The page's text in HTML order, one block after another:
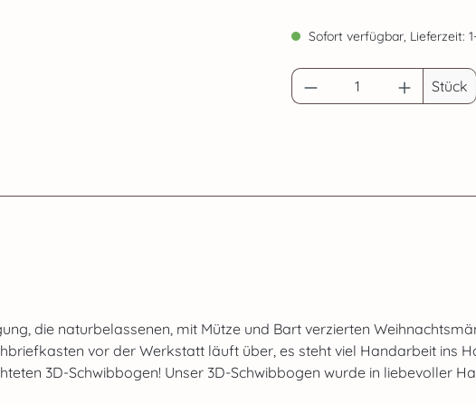
Sofort verfügbar, Lieferzeit:
Produkt Anzahl:
Stück
die naturbelassenen, mit Mütze und Bart verzierten
vor der Werkstatt läuft über, es steht viel Handarbeit ins
3D-Schwibbogen! Unser 3D-Schwibbogen wurde in liebevoller